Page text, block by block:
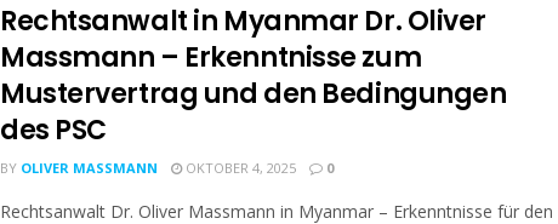
Rechtsanwalt in Myanmar Dr. Oliver
Massmann – Erkenntnisse zum
Mustervertrag und den Bedingungen
des PSC
BY OLIVER MASSMANN OKTOBER 4, 2025 0
Rechtsanwalt Dr. Oliver Massmann in Myanmar – Erkenntnisse für den